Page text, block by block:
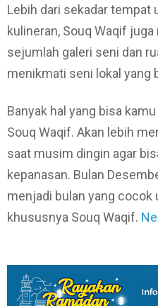
Lebih dari sekadar tempat
kulineran, Souq Waqif
sejumlah galeri seni dan
menikmati seni lokal yang
Banyak hal yang bisa
Souq Waqif. Akan lebih
saat musim dingin agar
kepanasan. Bulan
menjadi bulan yang cocok
khususnya Souq Waqif.